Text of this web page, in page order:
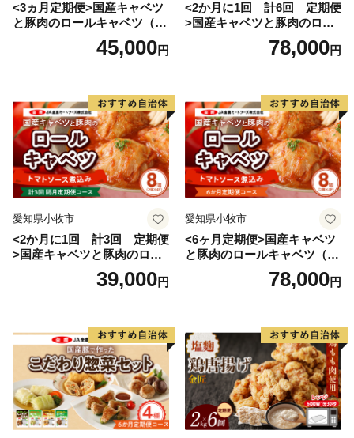
<3ヵ月定期便>国産キャベツ
と豚肉のロールキャベツ（6P
45,000円
<2か月に1回 計6回 定期便
>国産キャベツと豚肉のロー
ルキャベツ（4P入り）
78,000円
愛知県小牧市
<2か月に1回 計3回 定期便
>国産キャベツと豚肉のロー
ルキャベツ（4P入り）
39,000円
愛知県小牧市
<6ヶ月定期便>国産キャベツ
と豚肉のロールキャベツ（4P
78,000円